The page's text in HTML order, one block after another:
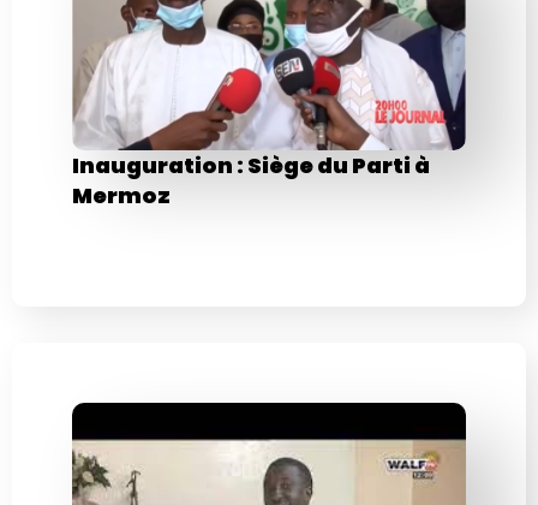
Inauguration : Siège du Parti à
Mermoz